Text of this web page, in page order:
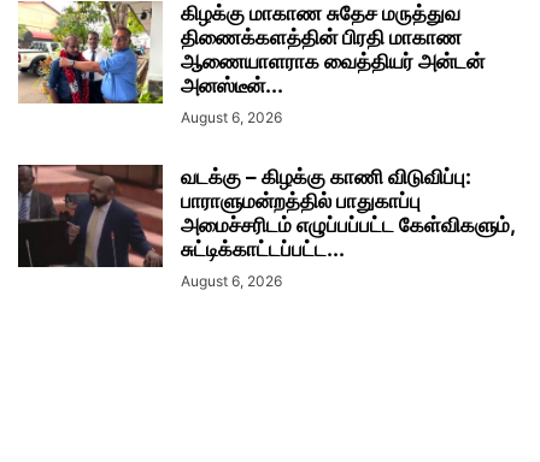
கிழக்கு மாகாண சுதேச மருத்துவ
திணைக்களத்தின் பிரதி மாகாண
ஆணையாளராக வைத்தியர் அன்டன்
அனஸ்டீன்...
August 6, 2026
வடக்கு – கிழக்கு காணி விடுவிப்பு:
பாராளுமன்றத்தில் பாதுகாப்பு
அமைச்சரிடம் எழுப்பப்பட்ட கேள்விகளும்,
சுட்டிக்காட்டப்பட்ட...
August 6, 2026